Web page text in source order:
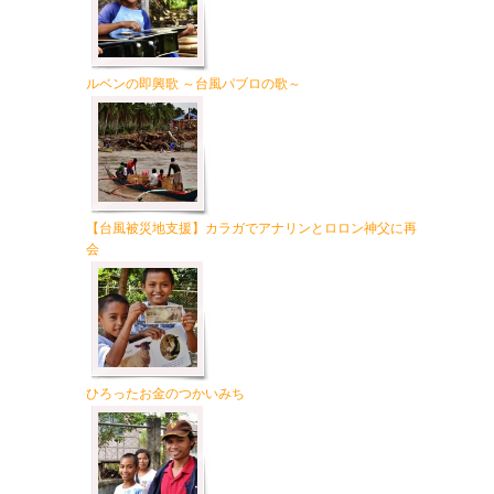
ルベンの即興歌 ～台風パブロの歌～
【台風被災地支援】カラガでアナリンとロロン神父に再
会
ひろったお金のつかいみち